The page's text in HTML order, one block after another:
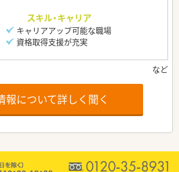
スキル・キャリア
キャリアアップ可能な職場
資格取得支援が充実
報について詳しく聞く